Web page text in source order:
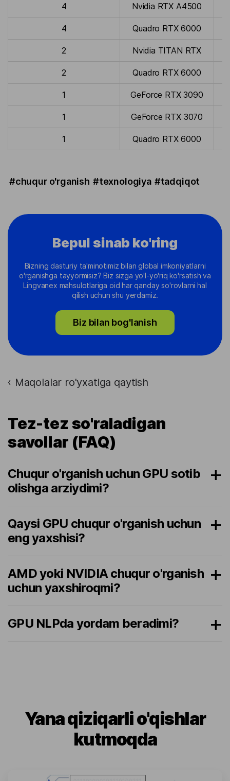
4 Nvidia RTX A4500
4 Quadro RTX 6000
2 Nvidia TITAN RTX
2 Quadro RTX 6000
1 GeForce RTX 3090
1 GeForce RTX 3070
1 Quadro RTX 6000
#chuqur o'rganish #texnologiya #tadqiqot
Bepul sinab ko'ring
Bizning dasturiy ta'minotimiz bilan global imkoniyatlarni
o'rganishga tayyormisiz? Biz sizga yo'l-yo'riq ko'rsatish va
Lingvanex mahsulotlariga oid har qanday so'rovlarni hal
qilish uchun shu yerdamiz.
Biz bilan bog'lanish
› Maqolalar ro'yxatiga qaytish
Tez-tez so'raladigan
savollar (FAQ)
Chuqur o'rganish uchun GPU sotib
olishga arziydimi?
Qaysi GPU chuqur o'rganish uchun
eng yaxshisi?
AMD yoki NVIDIA chuqur o'rganish
uchun yaxshiroqmi?
GPU NLPda yordam beradimi?
Yana qiziqarli o'qishlar
kutmoqda